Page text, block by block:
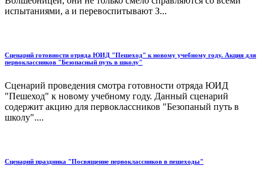
испытаниями, а и перевоспитывают З...
Сценарий готовности отряда ЮИД "Пешеход" к новому учебному году. Акция для
первоклассников "Безопасный путь в школу"
Сценарий проведения смотра готовности отряда ЮИД
"Пешеход" к новому учебному году. Данный сценарий
содержит акцию для первоклассников "Безопаный путь в
школу"....
Сценарий праздника "Посвящение первоклассников в пешеходы"